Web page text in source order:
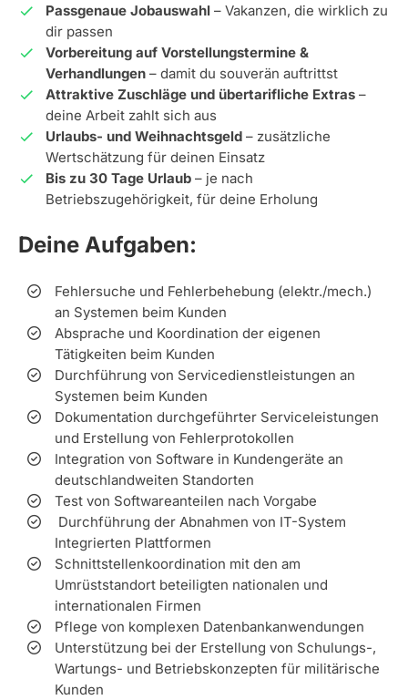
Passgenaue Jobauswahl – Vakanzen, die wirklich zu
dir passen
Vorbereitung auf Vorstellungstermine &
Verhandlungen – damit du souverän auftrittst
Attraktive Zuschläge und übertarifliche Extras –
deine Arbeit zahlt sich aus
Urlaubs- und Weihnachtsgeld – zusätzliche
Wertschätzung für deinen Einsatz
Bis zu 30 Tage Urlaub – je nach
Betriebszugehörigkeit, für deine Erholung
Deine Aufgaben:
Fehlersuche und Fehlerbehebung (elektr./mech.)
an Systemen beim Kunden
Absprache und Koordination der eigenen
Tätigkeiten beim Kunden
Durchführung von Servicedienstleistungen an
Systemen beim Kunden
Dokumentation durchgeführter Serviceleistungen
und Erstellung von Fehlerprotokollen
Integration von Software in Kundengeräte an
deutschlandweiten Standorten
Test von Softwareanteilen nach Vorgabe
Durchführung der Abnahmen von IT-System
Integrierten Plattformen
Schnittstellenkoordination mit den am
Umrüststandort beteiligten nationalen und
internationalen Firmen
Pflege von komplexen Datenbankanwendungen
Unterstützung bei der Erstellung von Schulungs-,
Wartungs- und Betriebskonzepten für militärische
Kunden